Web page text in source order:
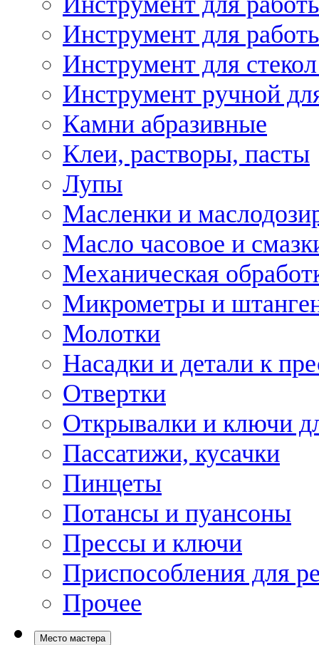
Инструмент для
Инструмент для
Инструмент ручной
Камни абразивные
Клеи, растворы, пасты
Лупы
Масленки и
Масло часовое и
Механическая
Микрометры и
Молотки
Насадки и детали к
Отвертки
Открывалки и ключи
Пассатижи, кусачки
Пинцеты
Потансы и пуансоны
Прессы и ключи
Приспособления для
Прочее
Место мастера